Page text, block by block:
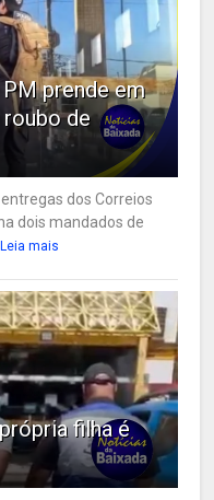
prende em
de
dos Correios
dois mandados de
Leia mais
filha é